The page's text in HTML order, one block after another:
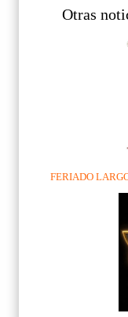
Otras
FERIADO